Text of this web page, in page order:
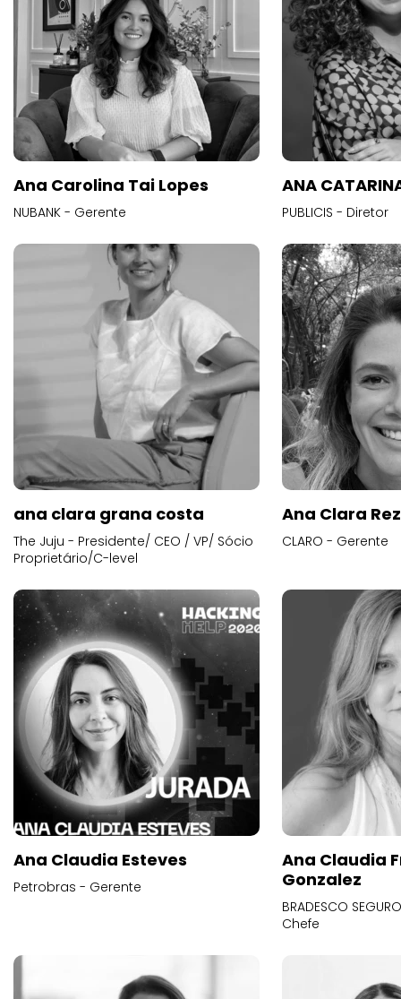
Ana Carolina Tai Lopes
NUBANK - Gerente
ANA
PUBLICIS - Diretor
ana clara grana costa
The Juju - Presidente/ CEO / VP/ Sócio
Proprietário/C-level
Ana Clara
CLARO - Gerente
Ana Claudia Esteves
Petrobras - Gerente
Ana Claudia
Gonzalez
BRADESCO
Chefe